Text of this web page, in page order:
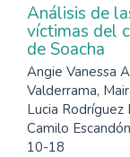
Análisis de
víctimas del
de Soacha
Angie Vanessa
Valderrama,
Lucia Rodríguez
Camilo
10-18